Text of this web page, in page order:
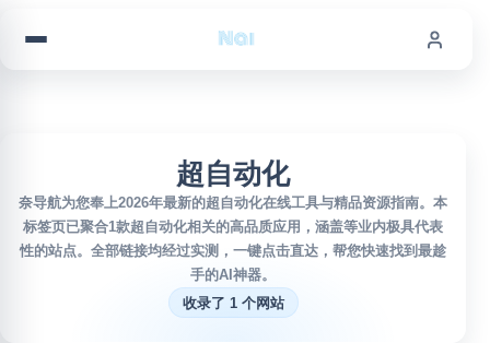
超自动化
奈导航为您奉上2026年最新的超自动化在线工具与精品资源指南。本
标签页已聚合1款超自动化相关的高品质应用，涵盖等业内极具代表
性的站点。全部链接均经过实测，一键点击直达，帮您快速找到最趁
手的AI神器。
收录了 1 个网站